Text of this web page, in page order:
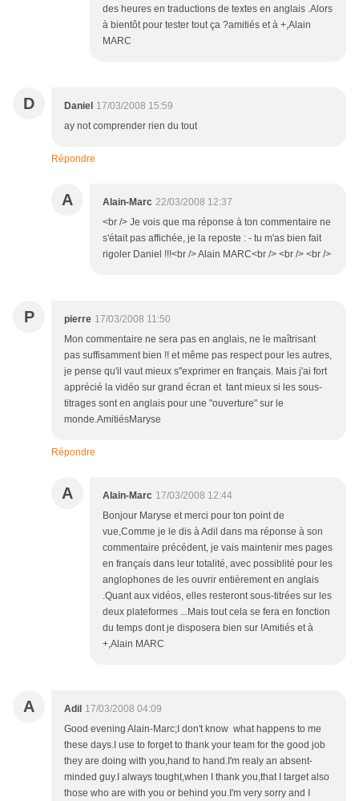
des heures en traductions de textes en anglais .Alors
à bientôt pour tester tout ça ?amitiés et à +,Alain
MARC
D Daniel 17/03/2008 15:59
ay not comprender rien du tout
Répondre
A Alain-Marc 22/03/2008 12:37
<br /> Je vois que ma réponse à ton commentaire ne
s'était pas affichée, je la reposte : - tu m'as bien fait
rigoler Daniel !!!<br /> Alain MARC<br /> <br /> <br />
P pierre 17/03/2008 11:50
Mon commentaire ne sera pas en anglais, ne le maîtrisant
pas suffisamment bien !! et même pas respect pour les autres,
je pense qu'il vaut mieux s''exprimer en français. Mais j'ai fort
apprécié la vidéo sur grand écran et tant mieux si les sous-
titrages sont en anglais pour une "ouverture" sur le
monde.AmitiésMaryse
Répondre
A Alain-Marc 17/03/2008 12:44
Bonjour Maryse et merci pour ton point de
vue,Comme je le dis à Adil dans ma réponse à son
commentaire précédent, je vais maintenir mes pages
en français dans leur totalité, avec possiblité pour les
anglophones de les ouvrir entièrement en anglais
.Quant aux vidéos, elles resteront sous-titrées sur les
deux plateformes ...Mais tout cela se fera en fonction
du temps dont je disposera bien sur !Amitiés et à
+,Alain MARC
A Adil 17/03/2008 04:09
Good evening Alain-Marc;I don't know what happens to me
these days.I use to forget to thank your team for the good job
they are doing with you,hand to hand.I'm realy an absent-
minded guy.I always tought,when I thank you,that I target also
those who are with you or behind you.I'm very sorry and I